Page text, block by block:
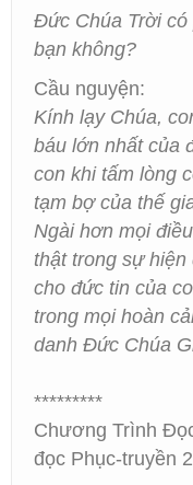
Đức Chúa Trời có
bạn không?
Cầu nguyện:
Kính lạy Chúa,
báu lớn nhất của
con khi tấm lòng
tạm bợ của thế
Ngài hơn mọi
thật trong sự
cho đức tin của
trong mọi hoàn
danh Đức Chúa
*********
Chương Trình
đọc Phục-truyền